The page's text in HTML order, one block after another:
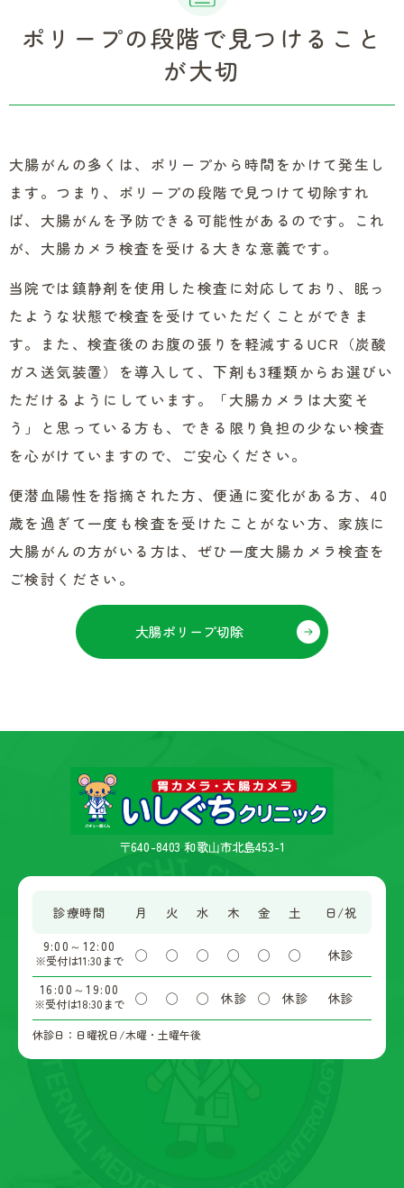
ポリープの段階で見つけること
が大切
大腸がんの多くは、ポリープから時間をかけて発生し
ます。つまり、ポリープの段階で見つけて切除すれ
ば、大腸がんを予防できる可能性があるのです。これ
が、大腸カメラ検査を受ける大きな意義です。
当院では鎮静剤を使用した検査に対応しており、眠っ
たような状態で検査を受けていただくことができま
す。また、検査後のお腹の張りを軽減するUCR（炭酸
ガス送気装置）を導入して、下剤も3種類からお選びい
ただけるようにしています。「大腸カメラは大変そ
う」と思っている方も、できる限り負担の少ない検査
を心がけていますので、ご安心ください。
便潜血陽性を指摘された方、便通に変化がある方、40
歳を過ぎて一度も検査を受けたことがない方、家族に
大腸がんの方がいる方は、ぜひ一度大腸カメラ検査を
ご検討ください。
大腸ポリープ切除
〒640-8403 和歌⼭市北島453-1
診療時間 月 火 水 木 金 土
日/祝
9:00～12:00
※受付は11:30まで ◯ ◯ ◯ ◯ ◯ ◯
休診
16:00～19:00
※受付は18:30まで ◯ ◯ ◯ 休診 ◯ 休診 休診
休診日：日曜祝日/木曜・土曜午後